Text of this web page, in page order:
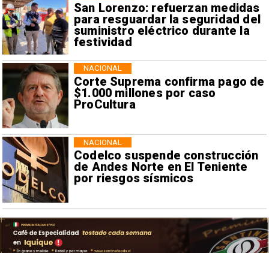
San Lorenzo: refuerzan medidas
para resguardar la seguridad del
suministro eléctrico durante la
festividad
Corte Suprema confirma pago de
$1.000 millones por caso
ProCultura
NACIONAL
Codelco suspende construcción
de Andes Norte en El Teniente
por riesgos sísmicos
NACIONAL